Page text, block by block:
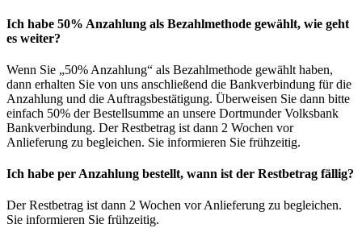
Ich habe 50% Anzahlung als Bezahlmethode gewählt, wie geht
es weiter?
Wenn Sie „50% Anzahlung“ als Bezahlmethode gewählt haben,
dann erhalten Sie von uns anschließend die Bankverbindung für die
Anzahlung und die Auftragsbestätigung. Überweisen Sie dann bitte
einfach 50% der Bestellsumme an unsere Dortmunder Volksbank
Bankverbindung. Der Restbetrag ist dann 2 Wochen vor
Anlieferung zu begleichen. Sie informieren Sie frühzeitig.
Ich habe per Anzahlung bestellt, wann ist der Restbetrag fällig?
Der Restbetrag ist dann 2 Wochen vor Anlieferung zu begleichen.
Sie informieren Sie frühzeitig.